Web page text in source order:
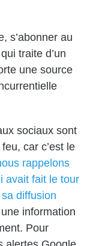
s’abonner au
traite d’un
une source
sociaux sont
car c’est le
rappelons
avait fait le tour
diffusion
information
Pour